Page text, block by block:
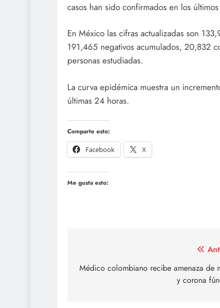
casos han sido confirmados en los
En México las cifras actualizadas son
191,465 negativos acumulados, 20,832
personas estudiadas.
La curva epidémica muestra un
últimas 24 horas.
Comparte esto:
Facebook
X
Me gusta esto:
de
Médico colombiano recibe amenaza de
y corona